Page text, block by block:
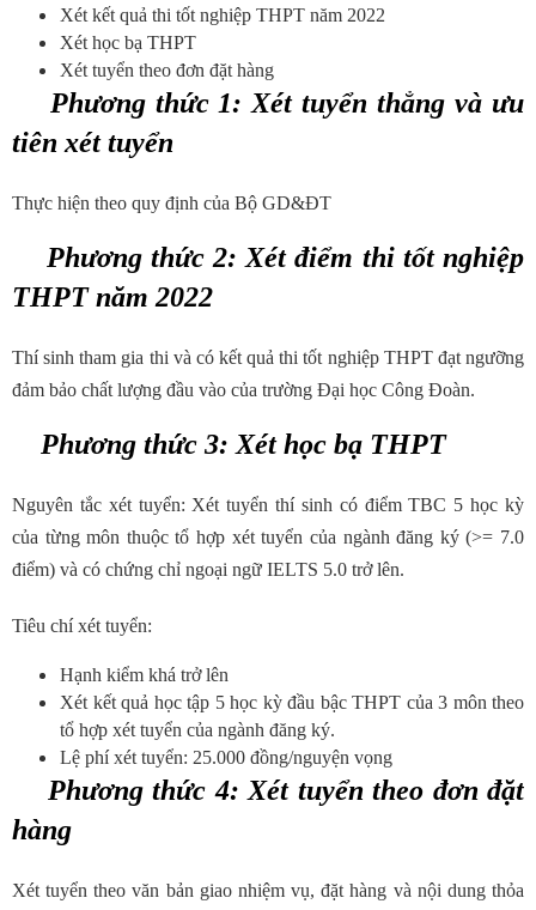
Xét kết quả thi tốt nghiệp THPT năm 2022
Xét học bạ THPT
Xét tuyển theo đơn đặt hàng
Phương thức 1: Xét tuyển thẳng và ưu
tiên xét tuyển
Thực hiện theo quy định của Bộ GD&ĐT
Phương thức 2: Xét điểm thi tốt nghiệp
THPT năm 2022
Thí sinh tham gia thi và có kết quả thi tốt nghiệp THPT đạt ngưỡng
đảm bảo chất lượng đầu vào của trường Đại học Công Đoàn.
Phương thức 3: Xét học bạ THPT
Nguyên tắc xét tuyển: Xét tuyển thí sinh có điểm TBC 5 học kỳ
của từng môn thuộc tổ hợp xét tuyển của ngành đăng ký (>= 7.0
điểm) và có chứng chỉ ngoại ngữ IELTS 5.0 trở lên.
Tiêu chí xét tuyển:
Hạnh kiểm khá trở lên
Xét kết quả học tập 5 học kỳ đầu bậc THPT của 3 môn theo
tổ hợp xét tuyển của ngành đăng ký.
Lệ phí xét tuyển: 25.000 đồng/nguyện vọng
Phương thức 4: Xét tuyển theo đơn đặt
hàng
Xét tuyển theo văn bản giao nhiệm vụ, đặt hàng và nội dung thỏa